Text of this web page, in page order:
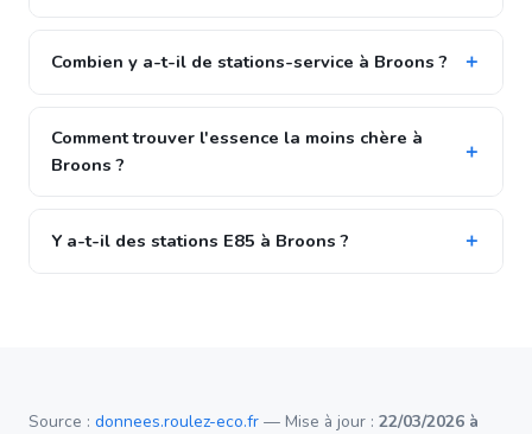
Combien y a-t-il de stations-service à Broons ?
Comment trouver l'essence la moins chère à
Broons ?
Y a-t-il des stations E85 à Broons ?
Source : donnees.roulez-eco.fr — Mise à jour : 22/03/2026 à